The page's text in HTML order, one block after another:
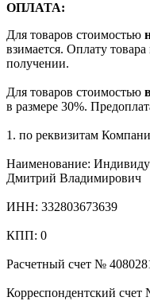
ОПЛАТА:
Для товаров стоимостью
взимается. Оплату
получении.
Для товаров стоимостью
в размере 30%.
1. по реквизитам
Наименование:
Дмитрий Владимирович
ИНН: 332803673639
КПП: 0
Расчетный счет №
Корреспондентский